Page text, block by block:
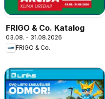
FRIGO & Co. Katalog
03.08. - 31.08.2026
FRIGO & Co.